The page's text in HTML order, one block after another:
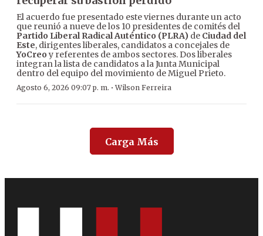
El acuerdo fue presentado este viernes durante un acto
que reunió a nueve de los 10 presidentes de comités del
Partido Liberal Radical Auténtico (PLRA) de Ciudad del
Este, dirigentes liberales, candidatos a concejales de
YoCreo y referentes de ambos sectores. Dos liberales
integran la lista de candidatos a la Junta Municipal
dentro del equipo del movimiento de Miguel Prieto.
Agosto 6, 2026 09:07 p. m. ·Wilson Ferreira
Carga Más